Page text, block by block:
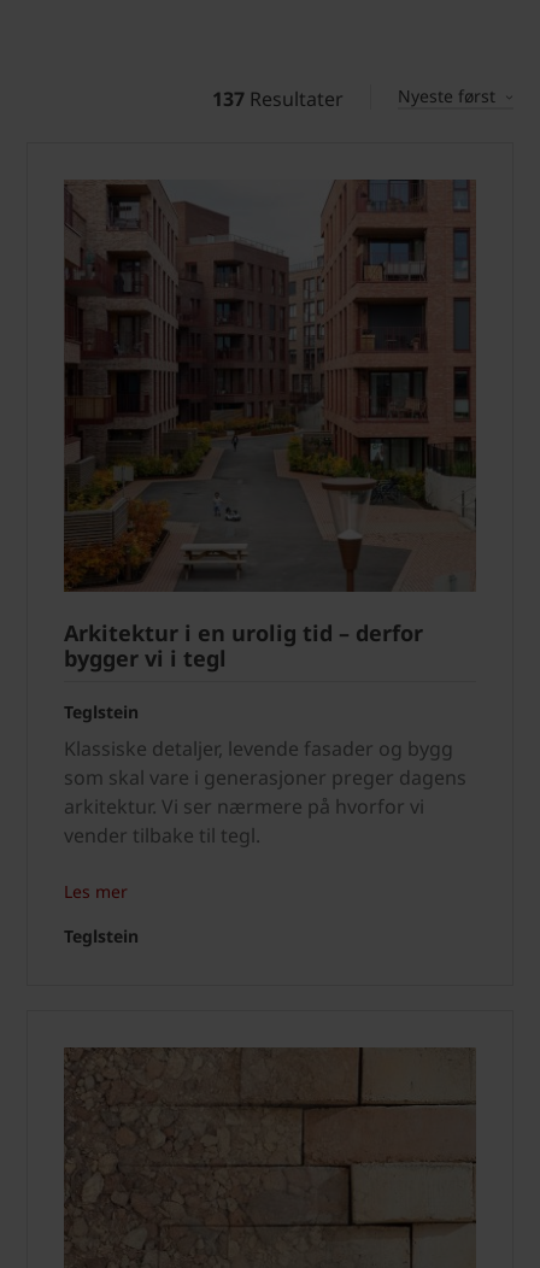
137 Resultater Nyeste først
Arkitektur i en urolig tid – derfor
bygger vi i tegl
Teglstein
Klassiske detaljer, levende fasader og bygg
som skal vare i generasjoner preger dagens
arkitektur. Vi ser nærmere på hvorfor vi
vender tilbake til tegl.
Les mer
Teglstein